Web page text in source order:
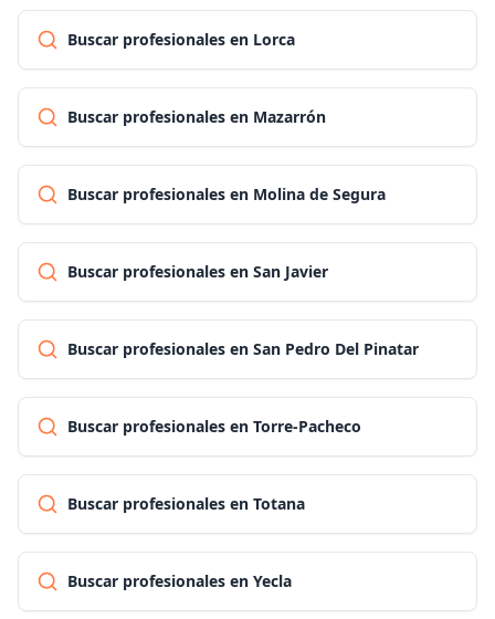
Buscar profesionales en Lorca
Buscar profesionales en Mazarrón
Buscar profesionales en Molina de Segura
Buscar profesionales en San Javier
Buscar profesionales en San Pedro Del Pinatar
Buscar profesionales en Torre-Pacheco
Buscar profesionales en Totana
Buscar profesionales en Yecla